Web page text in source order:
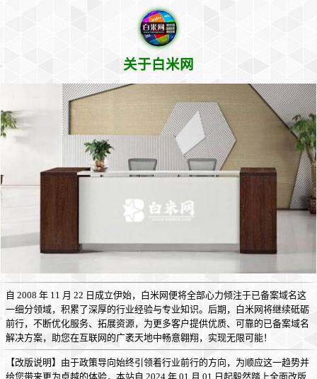
关于白米网
自 2008 年 11 月 22 日成立伊始，白米网便将全部心力倾注于已备案域名这
一细分领域，积累了深厚的行业经验与专业知识。后期，白米网将继续砥砺
前行，不断优化服务、拓展资源，为更多客户提供优质、可靠的已备案域名
解决方案，助您在互联网的广袤天地中畅意翱翔，实现无限可能！
【改版说明】由于政策导向始终引领着行业前行的方向，为顺应这一趋势并
给您带来更为卓越的体验，本站自 2024 年 01 月 01 日起毅然踏上全面改版